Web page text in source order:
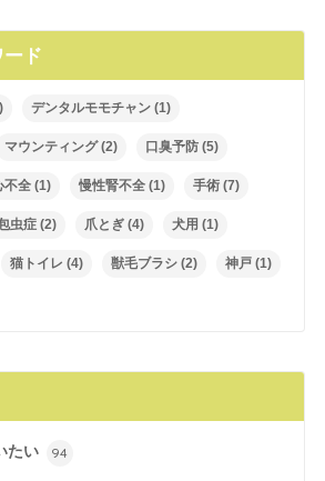
ド
デンタルモモチャン(1)
マウンティング(2) 口臭予防(5)
不全(1) 慢性腎不全(1) 手術(7)
虫症(2) 爪とぎ(4) 犬用 (1)
猫トイレ (4) 獣毛ブラシ(2) 神戸(1)
たい 94